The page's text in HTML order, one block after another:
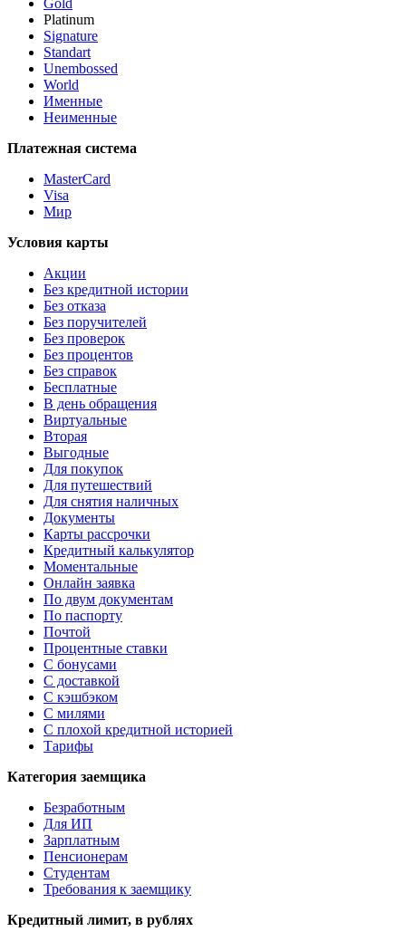
Platinum
Signature
Standart
Unembossed
World
Именные
Неименные
Платежная система
MasterCard
Visa
Мир
Условия карты
Акции
Без кредитной истории
Без отказа
Без поручителей
Без проверок
Без процентов
Без справок
Бесплатные
В день обращения
Виртуальные
Вторая
Выгодные
Для покупок
Для путешествий
Для снятия наличных
Документы
Карты рассрочки
Кредитный калькулятор
Моментальные
Онлайн заявка
По двум документам
По паспорту
Почтой
Процентные ставки
С бонусами
С доставкой
С кэшбэком
С милями
С плохой кредитной историей
Тарифы
Категория заемщика
Безработным
Для ИП
Зарплатным
Пенсионерам
Студентам
Требования к заемщику
Кредитный лимит, в рублях